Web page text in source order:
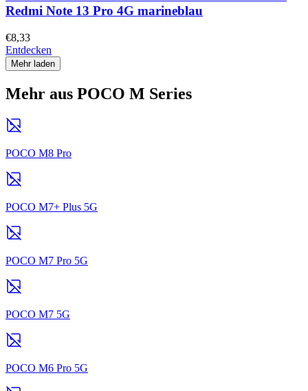
Redmi Note 13 Pro 4G marineblau
€8,33
Entdecken
Mehr laden
Mehr aus POCO M Series
POCO M8 Pro
POCO M7+ Plus 5G
POCO M7 Pro 5G
POCO M7 5G
POCO M6 Pro 5G